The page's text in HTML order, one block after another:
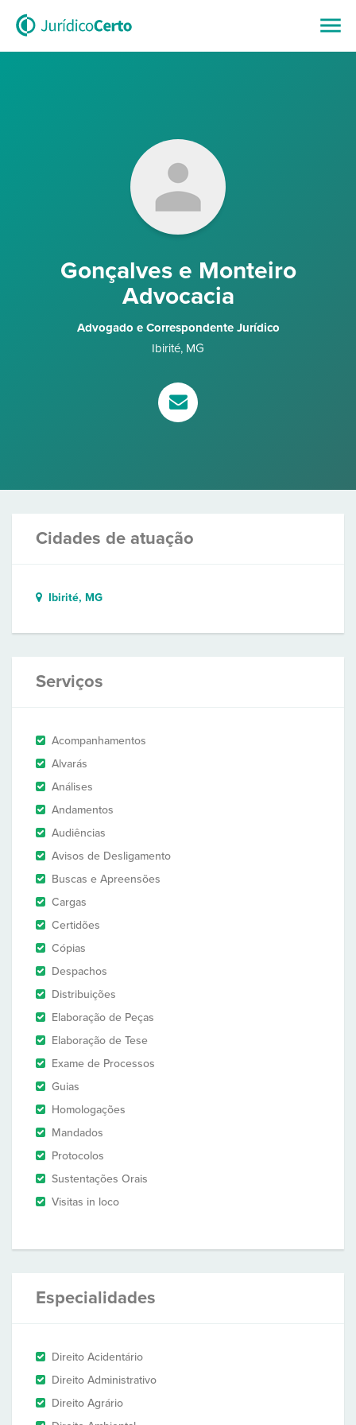
Gonçalves e Monteiro
Advocacia
Advogado e Correspondente Jurídico
Ibirité, MG
Cidades de atuação
Ibirité, MG
Serviços
Acompanhamentos
Alvarás
Análises
Andamentos
Audiências
Avisos de Desligamento
Buscas e Apreensões
Cargas
Certidões
Cópias
Despachos
Distribuições
Elaboração de Peças
Elaboração de Tese
Exame de Processos
Guias
Homologações
Mandados
Protocolos
Sustentações Orais
Visitas in loco
Especialidades
Direito Acidentário
Direito Administrativo
Direito Agrário